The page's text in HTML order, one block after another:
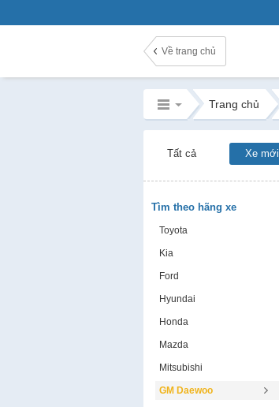
Về trang chủ
Trang chủ
Tất cả Xe mới
Tìm theo hãng xe
Toyota
Kia
Ford
Hyundai
Honda
Mazda
Mitsubishi
GM Daewoo